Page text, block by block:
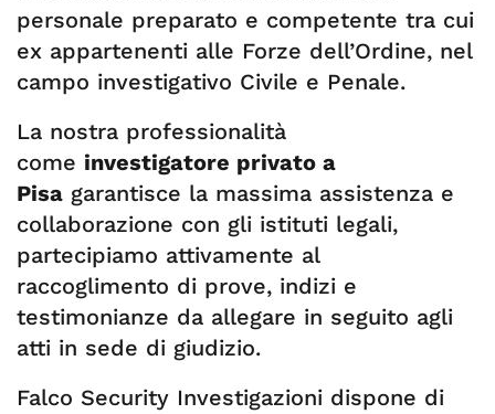
personale preparato e competente tra cui
ex appartenenti alle Forze dell’Ordine, nel
campo investigativo Civile e Penale.
La nostra professionalità
come investigatore privato a
Pisa garantisce la massima assistenza e
collaborazione con gli istituti legali,
partecipiamo attivamente al
raccoglimento di prove, indizi e
testimonianze da allegare in seguito agli
atti in sede di giudizio.
Falco Security Investigazioni dispone di